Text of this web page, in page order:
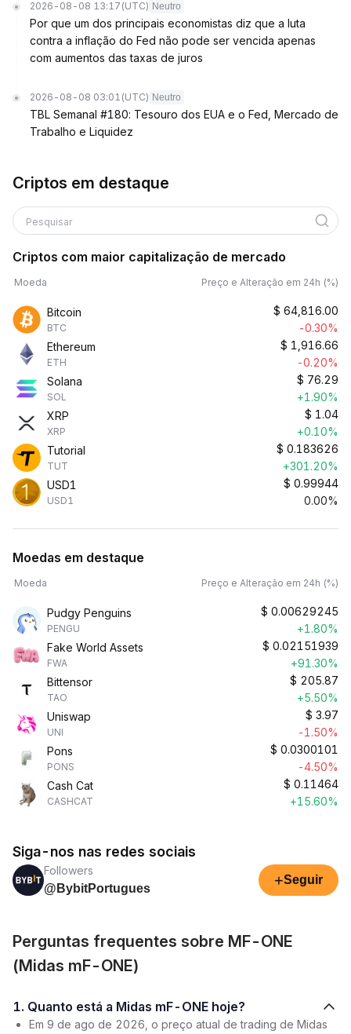
2026-08-08 13:17 (UTC) Neutro
Por que um dos principais economistas diz que a luta
contra a inflação do Fed não pode ser vencida apenas
com aumentos das taxas de juros
2026-08-08 03:01 (UTC) Neutro
TBL Semanal #180: Tesouro dos EUA e o Fed, Mercado de
Trabalho e Liquidez
Criptos em destaque
Pesquisar
Criptos com maior capitalização de mercado
Moeda Preço e Alteração em 24h (%)
Bitcoin
BTC
$ 64,816.00
-0.30%
Ethereum
ETH
$ 1,916.66
-0.20%
Solana
SOL
$ 76.29
+1.90%
XRP
XRP
$ 1.04
+0.10%
Tutorial
TUT
$ 0.183626
+301.20%
USD1
USD1
$ 0.99944
0.00%
Moedas em destaque
Moeda Preço e Alteração em 24h (%)
Pudgy Penguins
PENGU
$ 0.00629245
+1.80%
Fake World Assets
FWA
$ 0.02151939
+91.30%
Bittensor
TAO
$ 205.87
+5.50%
Uniswap
UNI
$ 3.97
-1.50%
Pons
PONS
$ 0.0300101
-4.50%
Cash Cat
CASHCAT
$ 0.11464
+15.60%
Siga-nos nas redes sociais
Followers
@BybitPortugues
+Seguir
Perguntas frequentes sobre MF-ONE
(Midas mF-ONE)
1. Quanto está a Midas mF-ONE hoje?
Em 9 de ago de 2026, o preço atual de trading de Midas